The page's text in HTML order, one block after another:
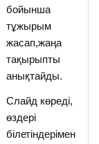
бойынша
тұжырым
жасап,жаңа
тақырыпты
анықтайды.
Слайд көреді,
өздері
білетіндерімен